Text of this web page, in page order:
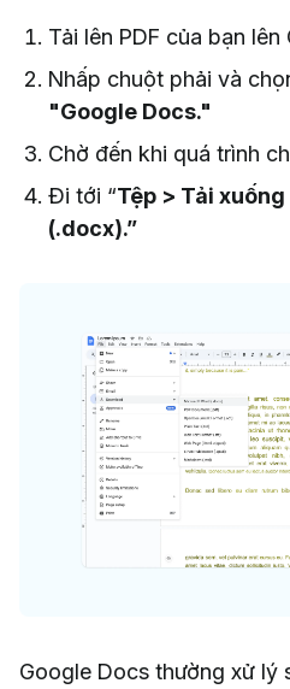
Tải lên PDF của bạn lên
Nhấp chuột phải và
"Google Docs."
Chờ đến khi quá trình
Đi tới “Tệp > Tải
(.docx).”
Google Docs thường xử lý